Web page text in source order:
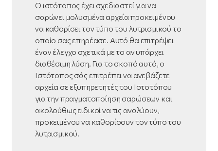
Ο ιστότοπος έχει σχεδιαστεί για να
σαρώνει μολυσμένα αρχεία προκειμένου
να καθορίσει τον τύπο του λυτρισμικού το
οποίο σας επηρέασε. Αυτό θα επιτρέψει
έναν έλεγχο σχετικά με το αν υπάρχει
διαθέσιμη λύση. Για το σκοπό αυτό, ο
Ιστότοπος σάς επιτρέπει να ανεβάζετε
αρχεία σε εξυπηρετητές του Ιστοτόπου
για την πραγματοποίηση σαρώσεων και
ακολούθως ειδικοί να τις αναλύουν,
προκειμένου να καθορίσουν τον τύπο του
λυτρισμικού.